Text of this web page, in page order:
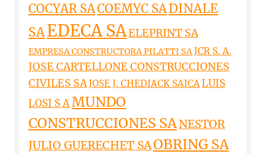
COCYAR SACOEMYC SADINALE
SAEDECA SAELEPRINT SA
EMPRESA CONSTRUCTORA PILATTI SAJCR S. A.
JOSE CARTELLONE CONSTRUCCIONES
CIVILES SAJOSE J. CHEDIACK SAICALUIS
LOSI S AMUNDO
CONSTRUCCIONES SANESTOR
JULIO GUERECHET SAOBRING SA